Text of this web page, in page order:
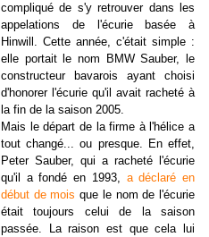
compliqué de s'y retrouver dans les
appelations de l'écurie basée à
Hinwill. Cette année, c'était simple :
elle portait le nom BMW Sauber, le
constructeur bavarois ayant choisi
d'honorer l'écurie qu'il avait racheté à
la fin de la saison 2005.
Mais le départ de la firme à l'hélice a
tout changé... ou presque. En effet,
Peter Sauber, qui a racheté l'écurie
qu'il a fondé en 1993, a déclaré en
début de mois que le nom de l'écurie
était toujours celui de la saison
passée. La raison est que cela lui